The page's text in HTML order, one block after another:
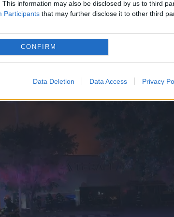
This information may also be disclosed by us to third
Participants that may further disclose it to other third
CONFIRM
Data Deletion Data Access Privacy
Ilfov, pompierii au reușit ulterior
se manifesta atât în interiorul